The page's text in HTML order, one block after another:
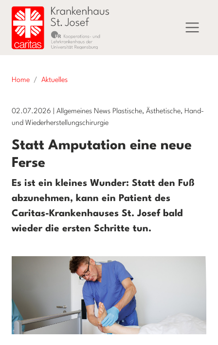
Home Aktuelles
02.07.2026
Allgemeines News Plastische, Ästhetische, Hand-
und Wiederherstellungschirurgie
Statt Amputation eine neue
Ferse
Es ist ein kleines Wunder: Statt den Fuß
abzunehmen, kann ein Patient des
Caritas-Krankenhauses St. Josef bald
wieder die ersten Schritte tun.